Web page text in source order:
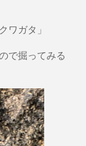
ワガタ」
で掘ってみる